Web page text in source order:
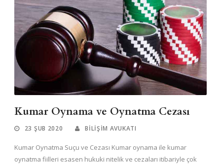
Kumar Oynama ve Oynatma Cezası
23 ŞUB 2020 BILIŞIM AVUKATI
Kumar Oynatma Suçu ve Cezası Kumar oynama ile kumar
oynatma fiilleri esasen hukuki nitelik ve cezaları itibariyle çok